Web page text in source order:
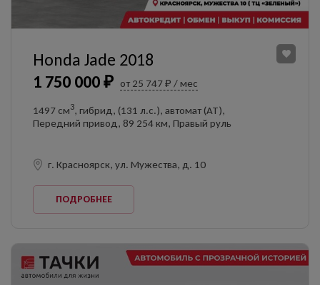
1 750 000 ₽ от 25 747 ₽ / мес
Honda Jade 2018
1497 см3, гибрид, (131 л.с.), автомат (AT),
Передний привод, 89 254 км, Правый руль
г. Красноярск, ул. Мужества, д. 10
ПОДРОБНЕЕ